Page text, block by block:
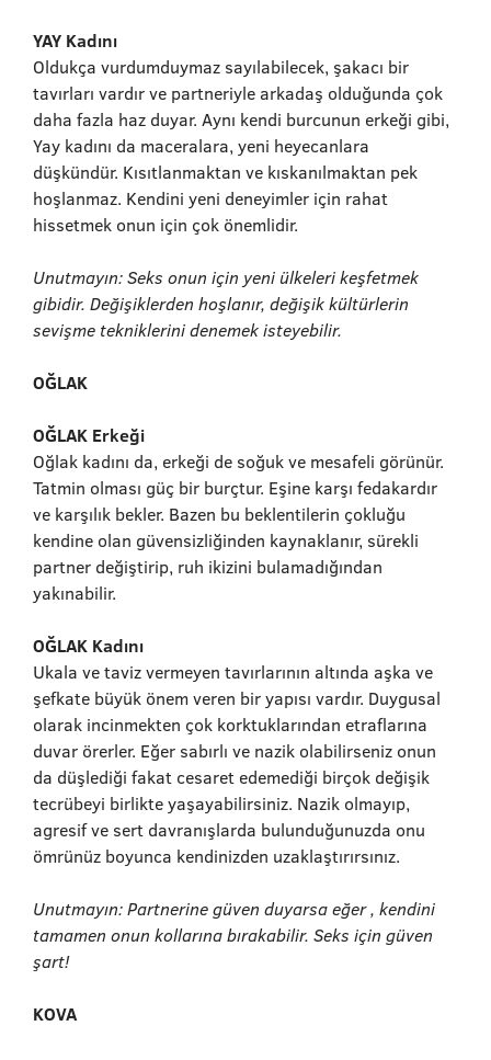
YAY Kadını
Oldukça vurdumduymaz sayılabilecek, şakacı bir
tavırları vardır ve partneriyle arkadaş olduğunda çok
daha fazla haz duyar. Aynı kendi burcunun erkeği gibi,
Yay kadını da maceralara, yeni heyecanlara
düşkündür. Kısıtlanmaktan ve kıskanılmaktan pek
hoşlanmaz. Kendini yeni deneyimler için rahat
hissetmek onun için çok önemlidir.
Unutmayın: Seks onun için yeni ülkeleri keşfetmek
gibidir. Değişiklerden hoşlanır, değişik kültürlerin
sevişme tekniklerini denemek isteyebilir.
OĞLAK
OĞLAK Erkeği
Oğlak kadını da, erkeği de soğuk ve mesafeli görünür.
Tatmin olması güç bir burçtur. Eşine karşı fedakardır
ve karşılık bekler. Bazen bu beklentilerin çokluğu
kendine olan güvensizliğinden kaynaklanır, sürekli
partner değiştirip, ruh ikizini bulamadığından
yakınabilir.
OĞLAK Kadını
Ukala ve taviz vermeyen tavırlarının altında aşka ve
şefkate büyük önem veren bir yapısı vardır. Duygusal
olarak incinmekten çok korktuklarından etraflarına
duvar örerler. Eğer sabırlı ve nazik olabilirseniz onun
da düşlediği fakat cesaret edemediği birçok değişik
tecrübeyi birlikte yaşayabilirsiniz. Nazik olmayıp,
agresif ve sert davranışlarda bulunduğunuzda onu
ömrünüz boyunca kendinizden uzaklaştırırsınız.
Unutmayın: Partnerine güven duyarsa eğer , kendini
tamamen onun kollarına bırakabilir. Seks için güven
şart!
KOVA